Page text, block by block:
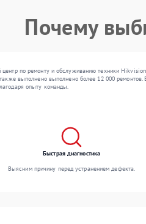
Почему
по ремонту и обслуживанию техники
выполнено выполнено более 12 000
опыту команды.
Быстрая диагностика
Выясним причину перед устранением дефекта.